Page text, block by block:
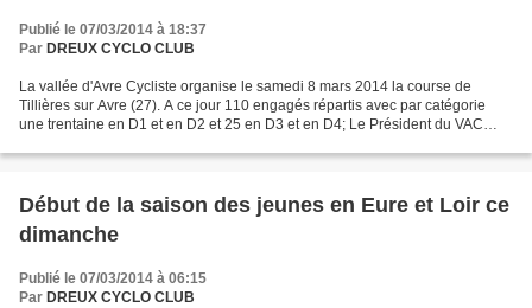
Publié le 07/03/2014 à 18:37
Par DREUX CYCLO CLUB
La vallée d'Avre Cycliste organise le samedi 8 mars 2014 la course de
Tillières sur Avre (27). A ce jour 110 engagés répartis avec par catégorie
une trentaine en D1 et en D2 et 25 en D3 et en D4; Le Président du VAC
Début de la saison des jeunes en Eure et Loir ce
dimanche
Publié le 07/03/2014 à 06:15
Par DREUX CYCLO CLUB